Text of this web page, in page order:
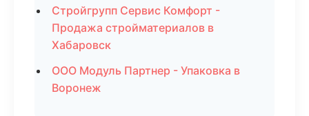
Стройгрупп Сервис Комфорт -
Продажа стройматериалов в
Хабаровск
ООО Модуль Партнер - Упаковка в
Воронеж